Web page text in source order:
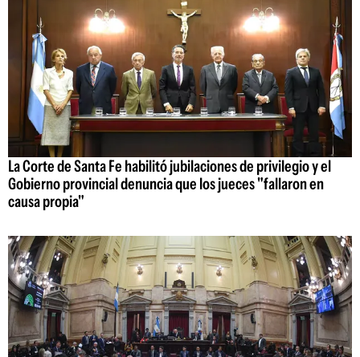
La Corte de Santa Fe habilitó jubilaciones de privilegio y el
Gobierno provincial denuncia que los jueces "fallaron en
causa propia"